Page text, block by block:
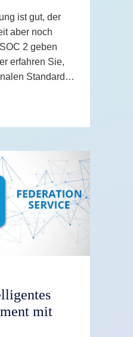
ist gut, der
aber noch
2 geben
erfahren Sie,
Standard
ihn erhalten
→
mit